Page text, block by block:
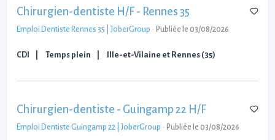
Chirurgien-dentiste H/F - Rennes 35
Emploi Dentiste Rennes 35 | JoberGroup - Publiée le 03/08/2026
CDI Temps plein Ille-et-Vilaine et Rennes (35)
Chirurgien-dentiste - Guingamp 22 H/F
Emploi Dentiste Guingamp 22 | JoberGroup - Publiée le 03/08/2026